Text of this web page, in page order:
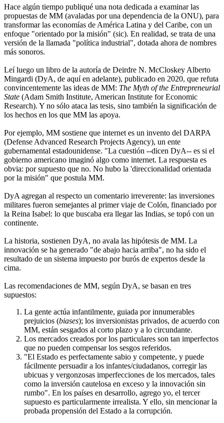
Hace algún tiempo publiqué una nota dedicada a examinar las
propuestas de MM (avaladas por una dependencia de la ONU), para
transformar las economías de América Latina y del Caribe, con un
enfoque "orientado por la misión" (sic). En realidad, se trata de una
versión de la llamada "política industrial", dotada ahora de nombres
más sonoros.
Leí luego un libro de la autoría de Deirdre N. McCloskey Alberto
Mingardi (DyA, de aquí en adelante), publicado en 2020, que refuta
convincentemente las ideas de MM: The Myth of the Entrepreneurial
State (Adam Smith Institute, American Institute for Economic
Research). Y no sólo ataca las tesis, sino también la significación de
los hechos en los que MM las apoya.
Por ejemplo, MM sostiene que internet es un invento del DARPA
(Defense Advanced Research Projects Agency), un ente
gubernamental estadounidense. "La cuestión --dicen DyA-- es si el
gobierno americano imaginó algo como internet. La respuesta es
obvia: por supuesto que no. No hubo la 'direccionalidad orientada
por la misión" que postula MM.
DyA agregan al respecto un comentario irreverente: las inversiones
militares fueron semejantes al primer viaje de Colón, financiado por
la Reina Isabel: lo que buscaba era llegar las Indias, se topó con un
continente.
La historia, sostienen DyA, no avala las hipótesis de MM. La
innovación se ha generado "de abajo hacia arriba", no ha sido el
resultado de un sistema impuesto por burós de expertos desde la
cima.
Las recomendaciones de MM, según DyA, se basan en tres
supuestos:
La gente actúa infantilmente, guiada por innumerables
prejuicios (biases); los inversionistas privados, de acuerdo con
MM, están sesgados al corto plazo y a lo circundante.
Los mercados creados por los particulares son tan imperfectos
que no pueden compensar los sesgos referidos.
"El Estado es perfectamente sabio y competente, y puede
fácilmente persuadir a los infantes/ciudadanos, corregir las
ubicuas y vergonzosas imperfecciones de los mercados, tales
como la inversión cautelosa en exceso y la innovación sin
rumbo". En los países en desarrollo, agrego yo, el tercer
supuesto es particularmente irrealista. Y ello, sin mencionar la
probada propensión del Estado a la corrupción.